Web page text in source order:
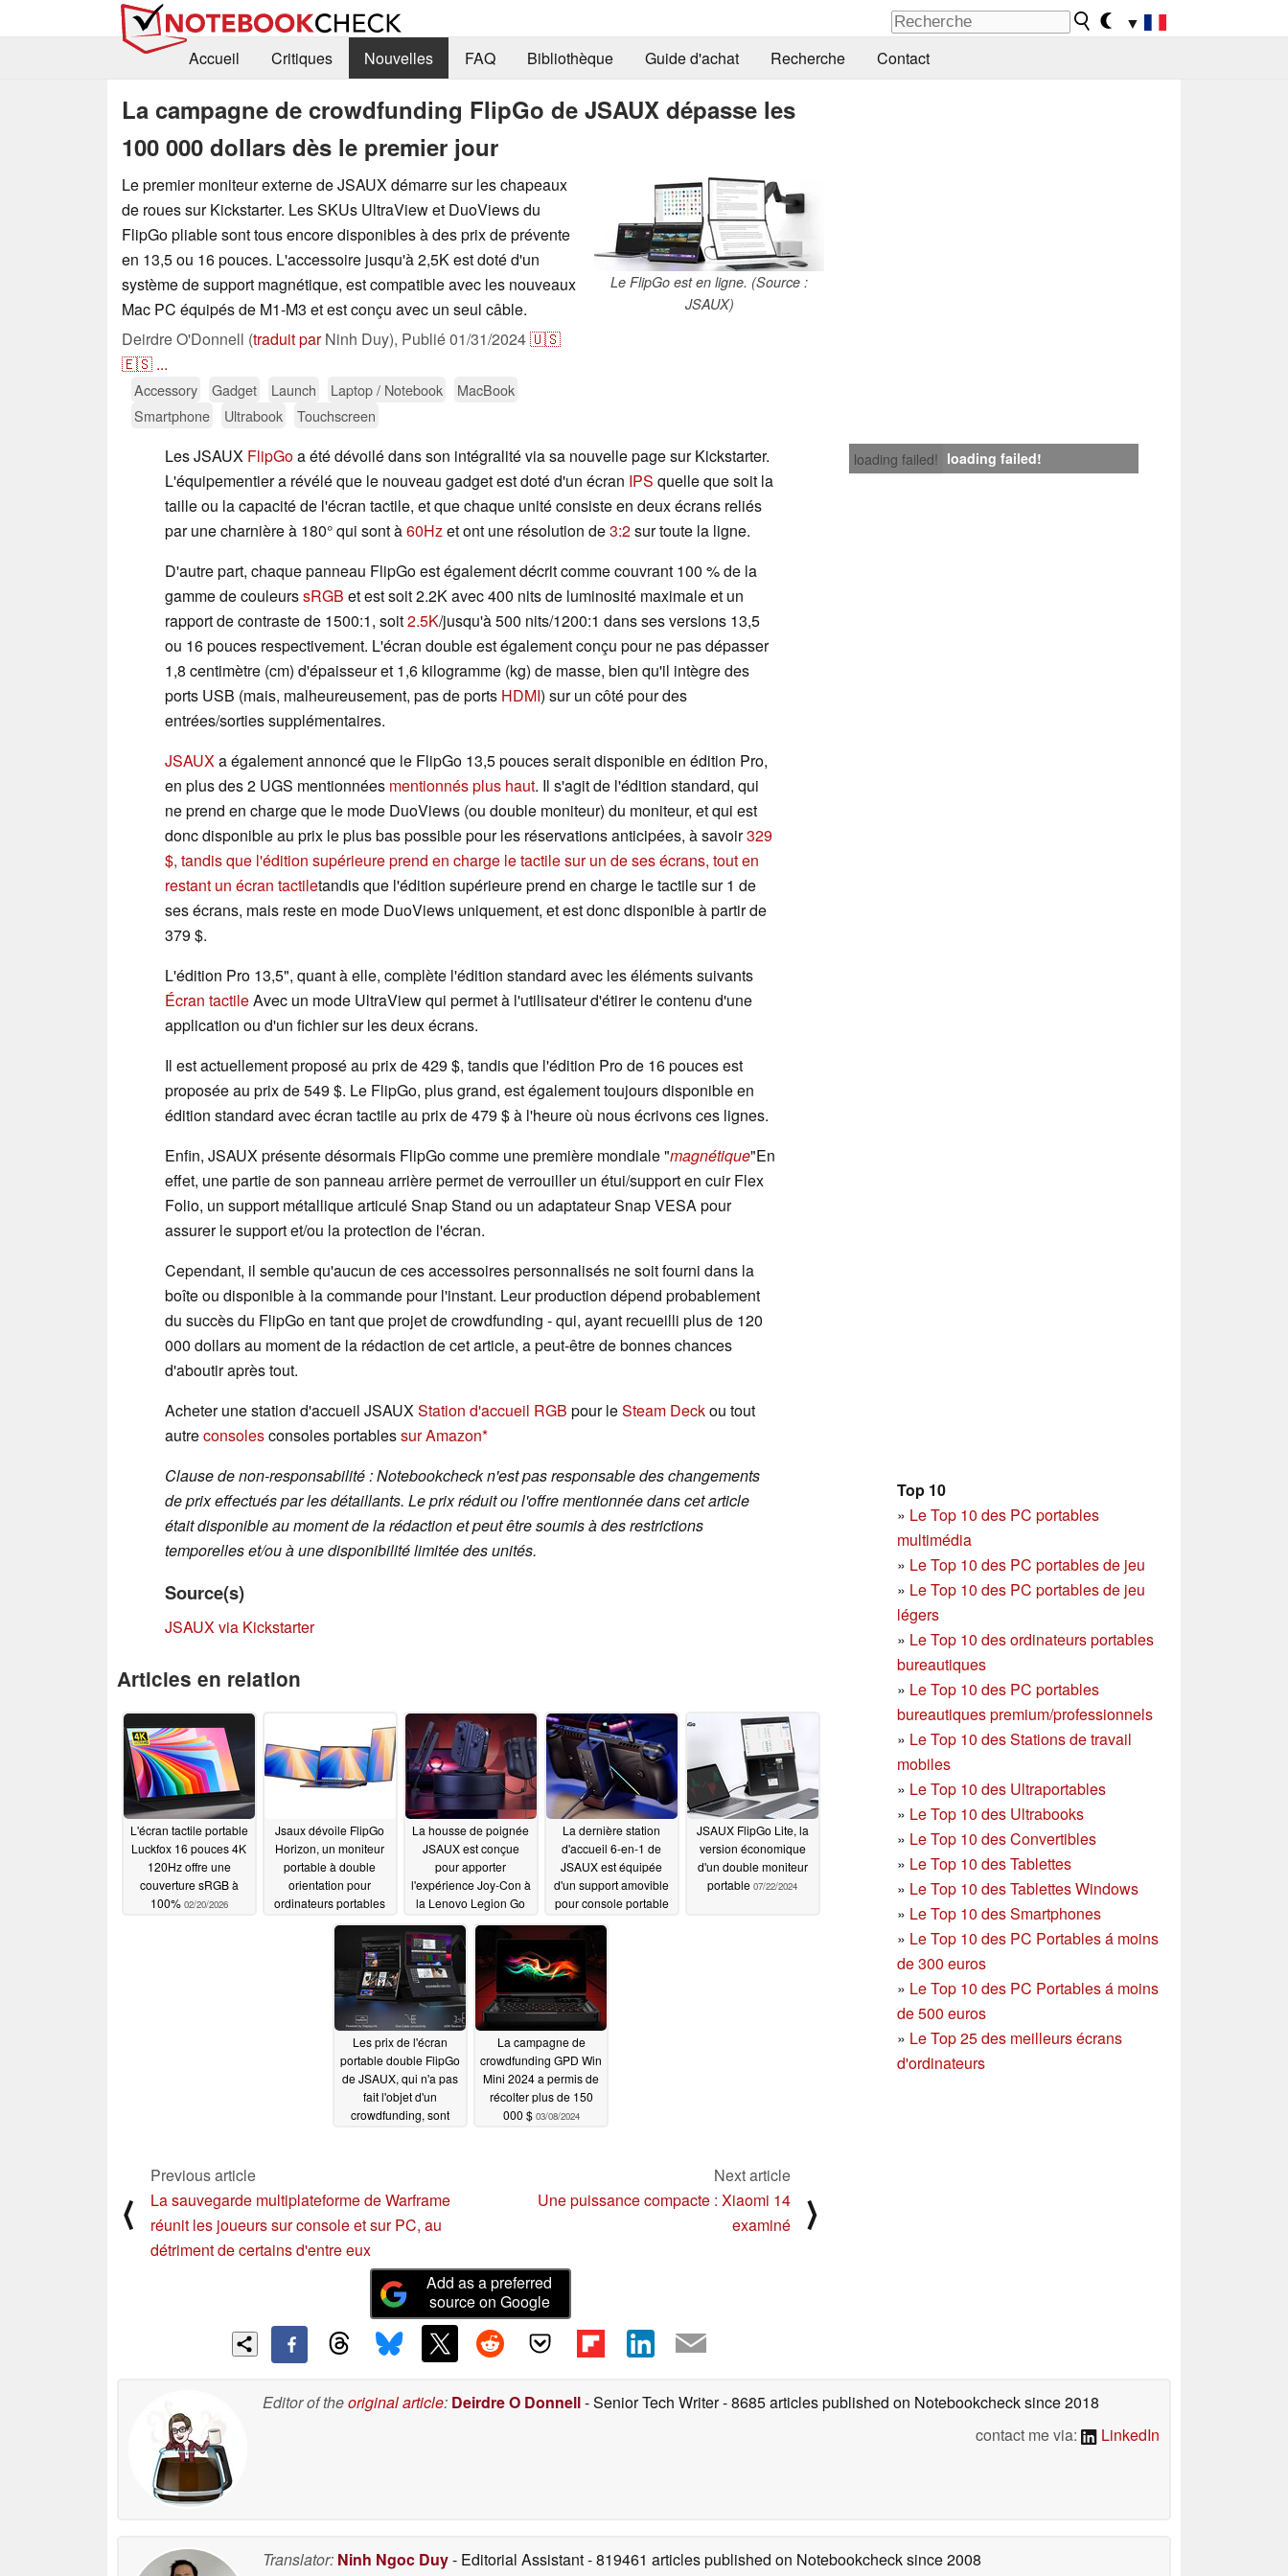
▼
Accueil
Critiques Nouvelles FAQ Bibliothèque Guide d'achat Recherche Contact
La campagne de crowdfunding FlipGo de JSAUX dépasse les
100 000 dollars dès le premier jour
Le FlipGo est en ligne. (Source :
JSAUX)
Le premier moniteur externe de JSAUX démarre sur les chapeaux
de roues sur Kickstarter. Les SKUs UltraView et DuoViews du
FlipGo pliable sont tous encore disponibles à des prix de prévente
en 13,5 ou 16 pouces. L'accessoire jusqu'à 2,5K est doté d'un
système de support magnétique, est compatible avec les nouveaux
Mac PC équipés de M1-M3 et est conçu avec un seul câble.
Deirdre O'Donnell (traduit parNinh Duy), Publié01/31/2024🇺🇸
🇪🇸 ...
Accessory Gadget Launch Laptop / Notebook
MacBook
Smartphone
Ultrabook Touchscreen
loading failed! loading failed!
Les JSAUX FlipGoa été dévoilé dans son intégralité via sa nouvelle page sur Kickstarter.
L'équipementier a révélé que le nouveau gadget est doté d'un écran IPS quelle que soit la
taille ou la capacité de l'écran tactile, et que chaque unité consiste en deux écrans reliés
par une charnière à 180° qui sont à60Hzet ont une résolution de3:2sur toute la ligne.
D'autre part, chaque panneau FlipGo est également décrit comme couvrant 100 % de la
gamme de couleurssRGB et est soit 2.2K avec 400 nits de luminosité maximale et un
rapport de contraste de 1500:1, soit2.5K/jusqu'à 500 nits/1200:1 dans ses versions 13,5
ou 16 pouces respectivement. L'écran double est également conçu pour ne pas dépasser
1,8 centimètre (cm) d'épaisseur et 1,6 kilogramme (kg) de masse, bien qu'il intègre des
ports USB (mais, malheureusement, pas de ports HDMI) sur un côté pour des
entrées/sorties supplémentaires.
JSAUXa également annoncé que le FlipGo 13,5 pouces serait disponible en édition Pro,
en plus des 2 UGS mentionnées mentionnés plus haut. Il s'agit de l'édition standard, qui
ne prend en charge que le mode DuoViews (ou double moniteur) du moniteur, et qui est
donc disponible au prix le plus bas possible pour les réservations anticipées, à savoir329
$, tandis que l'édition supérieure prend en charge le tactile sur un de ses écrans, tout en
restant un écran tactiletandis que l'édition supérieure prend en charge le tactile sur 1 de
ses écrans, mais reste en mode DuoViews uniquement, et est donc disponible à partir de
379 $.
L'édition Pro 13,5", quant à elle, complète l'édition standard avec les éléments suivants
Écran tactileAvec un mode UltraView qui permet à l'utilisateur d'étirer le contenu d'une
application ou d'un fichier sur les deux écrans.
Il est actuellement proposé au prix de 429 $, tandis que l'édition Pro de 16 pouces est
proposée au prix de 549 $. Le FlipGo, plus grand, est également toujours disponible en
édition standard avec écran tactile au prix de 479 $ à l'heure où nous écrivons ces lignes.
Enfin, JSAUX présente désormais FlipGo comme une première mondiale "magnétique"En
effet, une partie de son panneau arrière permet de verrouiller un étui/support en cuir Flex
Folio, un support métallique articulé Snap Stand ou un adaptateur Snap VESA pour
assurer le support et/ou la protection de l'écran.
Cependant, il semble qu'aucun de ces accessoires personnalisés ne soit fourni dans la
boîte ou disponible à la commande pour l'instant. Leur production dépend probablement
du succès du FlipGo en tant que projet de crowdfunding - qui, ayant recueilli plus de 120
000 dollars au moment de la rédaction de cet article, a peut-être de bonnes chances
d'aboutir après tout.
Acheter une station d'accueil JSAUXStation d'accueil RGB pour leSteam Deckou tout
autreconsolesconsoles portablessur Amazon
Top 10
» Le Top 10 des PC portables
multimédia
» Le Top 10 des PC portables de jeu
» Le Top 10 des PC portables de jeu
légers
» Le Top 10 des ordinateurs portables
bureautiques
» Le Top 10 des PC portables
bureautiques premium/professionnels
» Le Top 10 des Stations de travail
mobiles
» Le Top 10 des Ultraportables
» Le Top 10 des Ultrabooks
» Le Top 10 des Convertibles
» Le Top 10 des Tablettes
» Le Top 10 des Tablettes Windows
» Le Top 10 des Smartphones
» Le Top 10 des PC Portables á moins
de 300 euros
» Le Top 10 des PC Portables á moins
de 500 euros
» Le Top 25 des meilleurs écrans
d'ordinateurs
Clause de non-responsabilité : Notebookcheck n'est pas responsable des changements
de prix effectués par les détaillants. Le prix réduit ou l'offre mentionnée dans cet article
était disponible au moment de la rédaction et peut être soumis à des restrictions
temporelles et/ou à une disponibilité limitée des unités.
Source(s)
JSAUX via Kickstarter
Articles en relation
L'écran tactile portable
Luckfox 16 pouces 4K
120Hz offre une
couverture sRGB à
100% 02/20/2026
Jsaux dévoile FlipGo
Horizon, un moniteur
portable à double
orientation pour
ordinateurs portables
01/10/2025
La housse de poignée
JSAUX est conçue
pour apporter
l'expérience Joy-Con à
la Lenovo Legion Go
08/09/2024
La dernière station
d'accueil 6-en-1 de
JSAUX est équipée
d'un support amovible
pour console portable
07/25/2024
JSAUX FlipGo Lite, la
version économique
d'un double moniteur
portable 07/22/2024
Les prix de l'écran
portable double FlipGo
de JSAUX, qui n'a pas
fait l'objet d'un
crowdfunding, sont
La campagne de
crowdfunding GPD Win
Mini 2024 a permis de
récolter plus de 150
000 $ 03/08/2024
⟨
Previous article
La sauvegarde multiplateforme de Warframe
réunit les joueurs sur console et sur PC, au
détriment de certains d'entre eux
Next article
Une puissance compacte : Xiaomi 14
examiné
⟩
Add as a preferred
source on Google
Editor of theoriginal article: Deirdre O Donnell- Senior Tech Writer- 8685 articles published on Notebookchecksince 2018
contact me via:
LinkedIn
Translator: Ninh Ngoc Duy- Editorial Assistant- 819461 articles published on Notebookchecksince 2008